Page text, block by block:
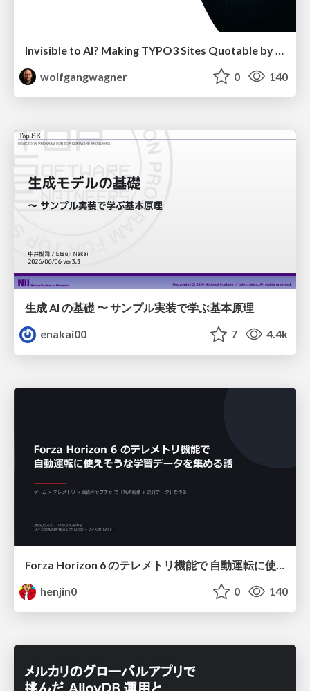
wolfgangwagner
0 140
生成 AI の基礎 〜 サンプル実装で学ぶ基本原理
enakai00
7 4.4k
Forza Horizon 6 のテレメトリ機能で 自動運転に使えそうな学習データを集める話
henjin0
0 140